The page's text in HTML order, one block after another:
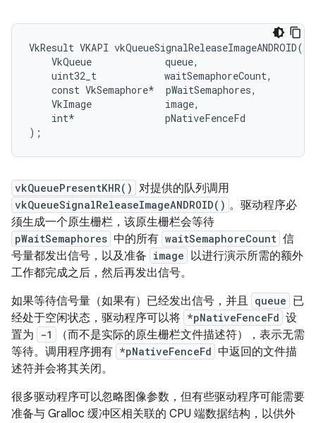
VkResult VKAPI vkQueueSignalReleaseImageANDROID(
    VkQueue             queue,
    uint32_t            waitSemaphoreCount,
    const VkSemaphore*  pWaitSemaphores,
    VkImage             image,
    int*                pNativeFenceFd
vkQueuePresentKHR() 对提供的队列调用
vkQueueSignalReleaseImageANDROID() 。驱动程序必
须生成一个原生栅栏，该原生栅栏会等待
pWaitSemaphores 中的所有 waitSemaphoreCount 信
号量都发出信号，以及准备 image 以进行演示所需的额外
工作都完成之后，然后再发出信号。
如果等待信号量（如果有）已经发出信号，并且 queue 已
经处于空闲状态，驱动程序可以将 *pNativeFenceFd 设
置为
-1
（而不是实际的原生栅栏文件描述符），表示无需
等待。调用程序拥有 *pNativeFenceFd 中返回的文件描
述符并会将其关闭。
很多驱动程序可以忽略图像参数，但有些驱动程序可能需要
准备与 Gralloc 缓冲区相关联的 CPU 端数据结构，以供外